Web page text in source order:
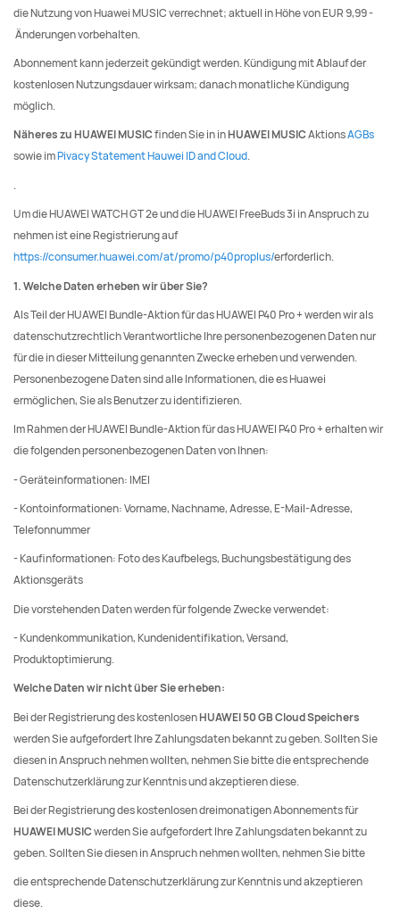
die Nutzung von Huawei MUSIC verrechnet; aktuell in Höhe von EUR 9,99 -
Änderungen vorbehalten.
Abonnement kann jederzeit gekündigt werden. Kündigung mit Ablauf der
kostenlosen Nutzungsdauer wirksam; danach monatliche Kündigung
möglich.
Näheres zu HUAWEI MUSICfinden Sie in inHUAWEI MUSICAktionsAGBs
sowie imPivacy Statement Hauwei ID and Cloud.
.
Um die HUAWEI WATCH GT 2e und die HUAWEI FreeBuds 3i in Anspruch zu
nehmen ist eine Registrierung auf
https://consumer.huawei.com/at/promo/p40proplus/erforderlich.
1. Welche Daten erheben wir über Sie?
Als Teil der HUAWEI Bundle-Aktion für das HUAWEI P40 Pro + werden wir als
datenschutzrechtlich Verantwortliche Ihre personenbezogenen Daten nur
für die in dieser Mitteilung genannten Zwecke erheben und verwenden.
Personenbezogene Daten sind alle Informationen, die es Huawei
ermöglichen, Sie als Benutzer zu identifizieren.
Im Rahmen der HUAWEI Bundle-Aktion für das HUAWEI P40 Pro + erhalten wir
die folgenden personenbezogenen Daten von Ihnen:
- Geräteinformationen: IMEI
- Kontoinformationen: Vorname, Nachname, Adresse, E-Mail-Adresse,
Telefonnummer
- Kaufinformationen: Foto des Kaufbelegs, Buchungsbestätigung des
Aktionsgeräts
Die vorstehenden Daten werden für folgende Zwecke verwendet:
- Kundenkommunikation, Kundenidentifikation, Versand,
Produktoptimierung.
Welche Daten wir nicht über Sie erheben:
Bei der Registrierung des kostenlosenHUAWEI 50 GB Cloud Speichers
werden Sie aufgefordert Ihre Zahlungsdaten bekannt zu geben. Sollten Sie
diesen in Anspruch nehmen wollten, nehmen Sie bitte die entsprechende
Datenschutzerklärung zur Kenntnis und akzeptieren diese.
Bei der Registrierung des kostenlosen dreimonatigen Abonnements für
HUAWEI MUSICwerden Sie aufgefordert Ihre Zahlungsdaten bekannt zu
geben. Sollten Sie diesen in Anspruch nehmen wollten, nehmen Sie bitte
die entsprechende Datenschutzerklärung zur Kenntnis und akzeptieren
diese.